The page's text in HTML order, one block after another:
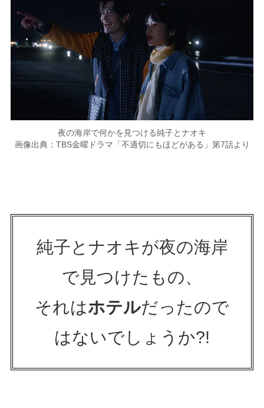
夜の海岸で何かを見つける純子とナオキ
画像出典：TBS金曜ドラマ「不適切にもほどがある」第7話より
純子とナオキが夜の海岸
で見つけたもの、
それはホテルだったので
はないでしょうか?!